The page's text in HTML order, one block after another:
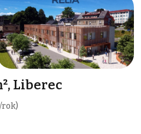
Liberec
rok)